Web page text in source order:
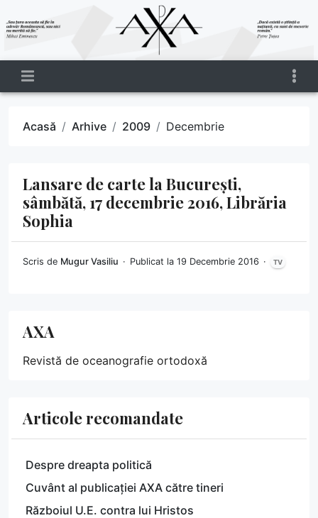
Acasă Arhive 2009 Decembrie
Lansare de carte la București,
sâmbătă, 17 decembrie 2016, Librăria
Sophia
Scris de Mugur Vasiliu Publicat la 19 Decembrie 2016 TV
AXA
Revistă de oceanografie ortodoxă
Articole recomandate
Despre dreapta politică
Cuvânt al publicației AXA către tineri
Războiul U.E. contra lui Hristos